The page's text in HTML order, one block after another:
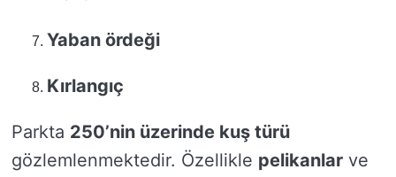
Yaban ördeği
Kırlangıç
Parkta 250’nin üzerinde kuş türü
gözlemlenmektedir. Özellikle pelikanlar ve